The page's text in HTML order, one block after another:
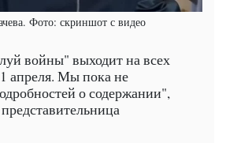
Фото: скриншот с видео
войны" выходит на всех
апреля. Мы пока не
о содержании",